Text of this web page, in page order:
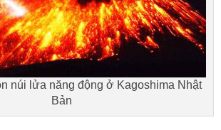
núi lửa năng động ở Kagoshima Nhật
Bản